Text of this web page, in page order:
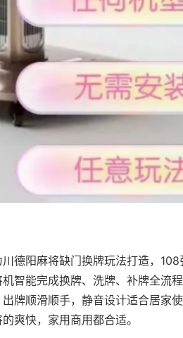
德阳麻将缺门换牌玩法打造，
智能完成换牌、洗牌、补牌全流
牌顺滑顺手，静音设计适合居家
爽快，家用商用都合适。